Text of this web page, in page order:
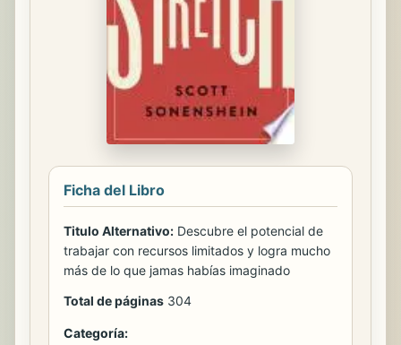
Ficha del Libro
Titulo Alternativo: Descubre el potencial de
trabajar con recursos limitados y logra mucho
más de lo que jamas habías imaginado
Total de páginas 304
Categoría: